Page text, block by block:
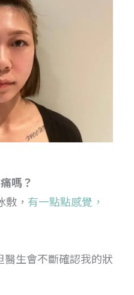
嗎？
， 有一點點感覺，
醫生會不斷確認我的狀